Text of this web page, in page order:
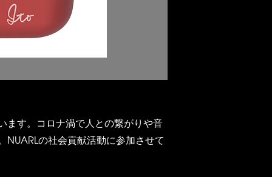
ます。コロナ渦で人との繋がりや音
の社会貢献活動に参加させて